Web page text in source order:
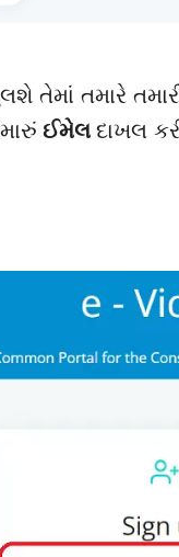
તમારે
ઈમેલ દાખલ